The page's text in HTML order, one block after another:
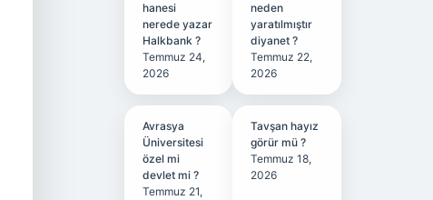
hanesi
nerede yazar
Halkbank ?
Temmuz 24,
2026
neden
yaratılmıştır
diyanet ?
Temmuz 22,
2026
Avrasya
Üniversitesi
özel mi
devlet mi ?
Temmuz 21,
Tavşan hayız
görür mü ?
Temmuz 18,
2026